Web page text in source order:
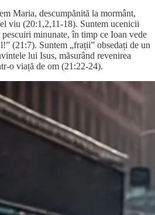
Maria, descumpănită la mormânt,
viu (20:1,2,11-18). Suntem ucenicii
minunate, în timp ce Ioan vede
(21:7). Suntem „frații” obsedați de un
lui Isus, măsurând revenirea
o viață de om (21:22-24).